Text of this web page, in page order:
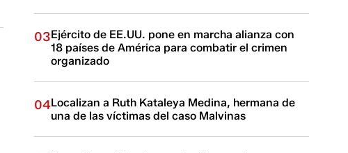
03Ejército de EE.UU. pone en marcha alianza con
18 países de América para combatir el crimen
organizado
04Localizan a Ruth Kataleya Medina, hermana de
una de las víctimas del caso Malvinas